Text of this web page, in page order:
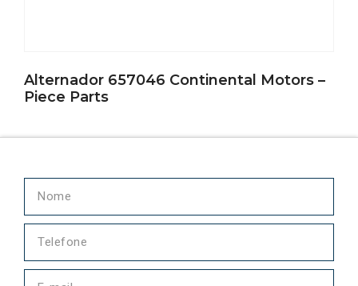
Alternador 657046 Continental Motors –
Piece Parts